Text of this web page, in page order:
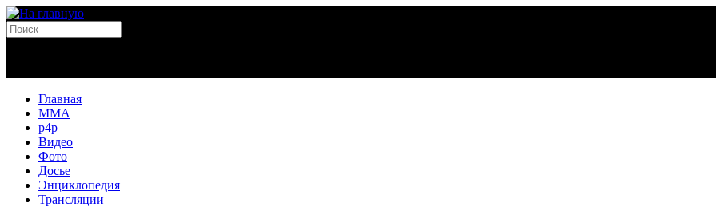
Главная
MMA
p4p
Видео
Фото
Досье
Энциклопедия
Трансляции